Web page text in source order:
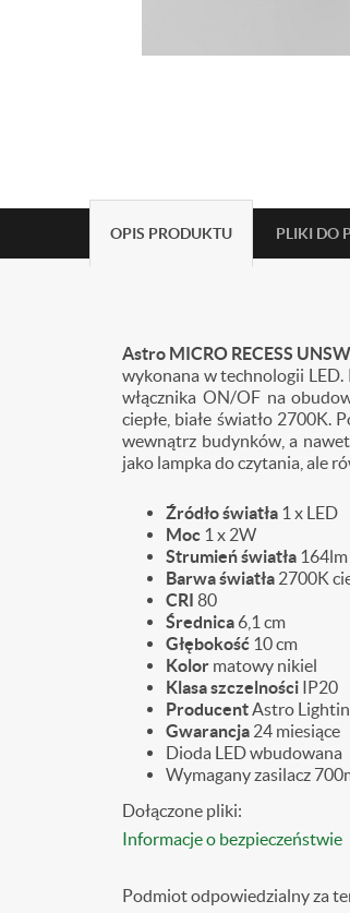
OPIS PRODUKTU PLIKI DO
Astro MICRO RECESS
wykonana w technologii
włącznika ON/OF na
ciepłe, białe światło 2700K.
wewnątrz budynków, a
jako lampka do czytania, ale
Źródło światła 1 x LED
Moc 1 x 2W
Strumień światła 164lm
Barwa światła 2700K
CRI 80
Średnica 6,1 cm
Głębokość 10 cm
Kolor matowy nikiel
Klasa szczelności IP20
ProducentAstro
Gwarancja 24 miesiące
Dioda LED wbudowana
Wymagany zasilacz
Dołączone pliki:
Informacje o bezpieczeństwie
Podmiot odpowiedzialny za